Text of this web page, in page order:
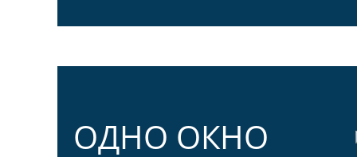
ОДНО ОКНО